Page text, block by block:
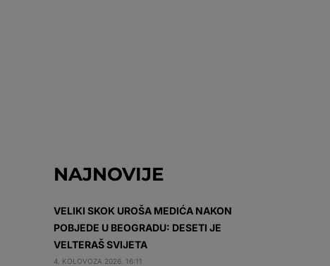
NAJNOVIJE
VELIKI SKOK UROŠA MEDIĆA NAKON
POBJEDE U BEOGRADU: DESETI JE
VELTERAŠ SVIJETA
4. KOLOVOZA 2026. 16:11